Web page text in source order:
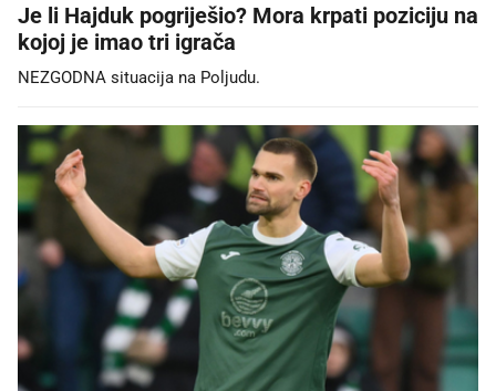
Je li Hajduk pogriješio? Mora krpati poziciju na
kojoj je imao tri igrača
NEZGODNA situacija na Poljudu.